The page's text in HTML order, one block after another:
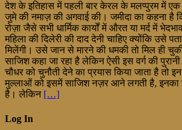
देश के इतिहास में पहली बार केरल के मलप्पुरम में एक
जुमे की नमाज़ की अगवाई की। जमीदा का कहना
रोज़ा जैसे सभी धार्मिक कार्यों में औरत या मर्द में
महिला की दिलेरी की दाद देनी चाहिए क्योंकि उसे
मिलेंगी। उसे जान से मारने की धमकी तो मिल ही
साजिश कहा जा रहा है लेकिन ऐसी इस वर्ग की
चौधर को चुनौती देने का प्रयास किया जाता है तो
मुल्लाओं को इसमें साजिश नज़र आने लगती है, इनका
है। लेकिन […]
Log In